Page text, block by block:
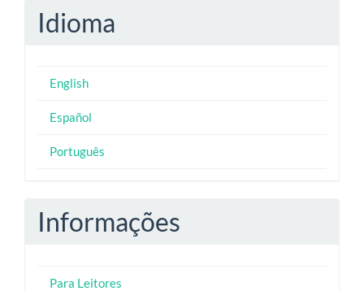
Idioma
English
Español
Português
Informações
Para Leitores